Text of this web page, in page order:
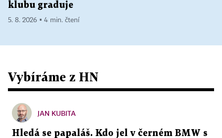
klubu graduje
5. 8. 2026 ▪ 4 min. čtení
Vybíráme z HN
JAN KUBITA
Hledá se papaláš. Kdo jel v černém BMW s